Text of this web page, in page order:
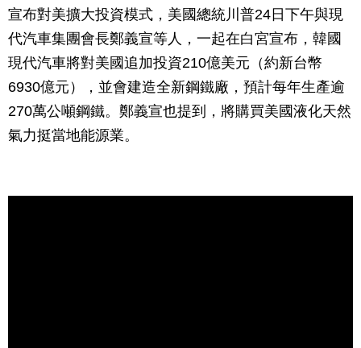
宣布對美擴大投資模式，美國總統川普24日下午與現
代汽車集團會長鄭義宣等人，一起在白宮宣布，韓國
現代汽車將對美國追加投資210億美元（約新台幣
6930億元），並會建造全新鋼鐵廠，預計每年生產逾
270萬公噸鋼鐵。鄭義宣也提到，將購買美國液化天然
氣力挺當地能源業。